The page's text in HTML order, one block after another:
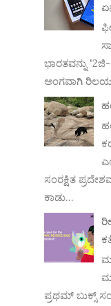
ಭಾರತವನ್ನು
ಅಂಗವಾಗಿ
ಸಂರಕ್ಷಿತ
ಕಾಡು...
ಪ್ರಥಮ್ ಬುಕ್ಸ್